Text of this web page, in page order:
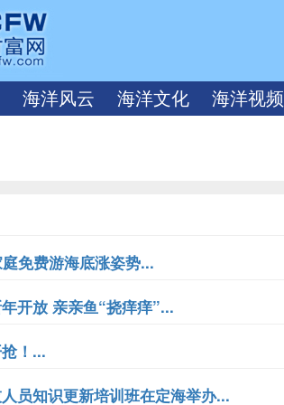
海洋风云 海洋文化 海洋视频
免费游海底涨姿势...
开放 亲亲鱼“挠痒痒”...
！...
员知识更新培训班在定海举办...